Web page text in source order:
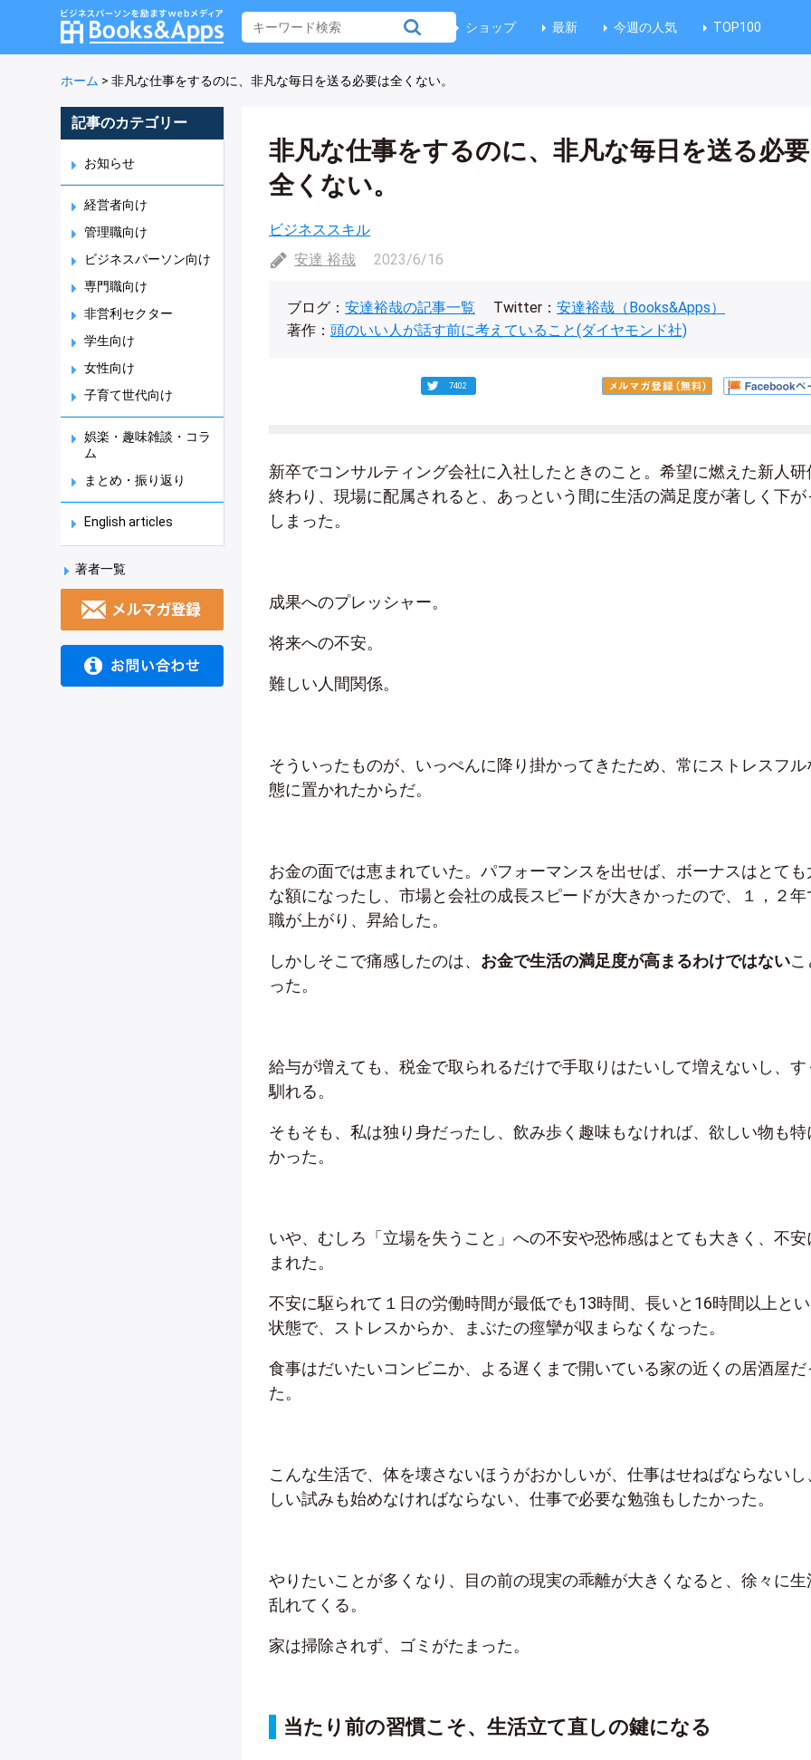
ショップ 最新 今週の人気 TOP100
ホーム > 非凡な仕事をするのに、非凡な毎日を送る必要は全くない。
記事のカテゴリー
お知らせ
経営者向け
管理職向け
ビジネスパーソン向け
専門職向け
非営利セクター
学生向け
女性向け
子育て世代向け
娯楽・趣味雑談・コラ
ム
まとめ・振り返り
English articles
著者一覧
非凡な仕事をするのに、非凡な毎日を送る必
全くない。
ビジネススキル
安達 裕哉
2023/6/16
ブログ： 安達裕哉の記事一覧 Twitter： 安達裕哉（Books&Apps）
著作： 頭のいい人が話す前に考えていること(ダイヤモンド社)
7402
新卒でコンサルティング会社に入社したときのこと。希望に燃えた新人研
終わり、現場に配属されると、あっという間に生活の満足度が著しく下が
しまった。
成果へのプレッシャー。
将来への不安。
難しい人間関係。
そういったものが、いっぺんに降り掛かってきたため、常にストレスフル
態に置かれたからだ。
お金の面では恵まれていた。パフォーマンスを出せば、ボーナスはとても
な額になったし、市場と会社の成長スピードが大きかったので、１，２年
職が上がり、昇給した。
しかしそこで痛感したのは、 お金で生活の満足度が高まるわけではないこ
った。
給与が増えても、税金で取られるだけで手取りはたいして増えないし、す
馴れる。
そもそも、私は独り身だったし、飲み歩く趣味もなければ、欲しい物も特
かった。
いや、むしろ「立場を失うこと」への不安や恐怖感はとても大きく、不安
まれた。
不安に駆られて１日の労働時間が最低でも13時間、長いと16時間以上と
状態で、ストレスからか、まぶたの痙攣が収まらなくなった。
食事はだいたいコンビニか、よる遅くまで開いている家の近くの居酒屋だ
た。
こんな生活で、体を壊さないほうがおかしいが、仕事はせねばならないし
しい試みも始めなければならない、仕事で必要な勉強もしたかった。
やりたいことが多くなり、目の前の現実の乖離が大きくなると、徐々に生
乱れてくる。
家は掃除されず、ゴミがたまった。
当たり前の習慣こそ、生活立て直しの鍵になる